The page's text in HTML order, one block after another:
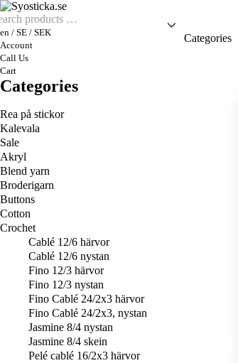
en / SE / SEK
Account
Call Us
Cart
Categories
Categories
Rea på stickor
Kalevala
Sale
Akryl
Blend yarn
Broderigarn
Buttons
Cotton
Crochet
Cablé 12/6 härvor
Cablé 12/6 nystan
Fino 12/3 härvor
Fino 12/3 nystan
Fino Cablé 24/2x3 härvor
Fino Cablé 24/2x3, nystan
Jasmine 8/4 nystan
Jasmine 8/4 skein
Pelé cablé 16/2x3 härvor